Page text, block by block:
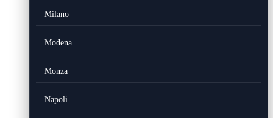
Milano
Modena
Monza
Napoli